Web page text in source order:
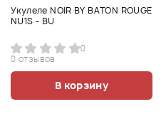
Укулеле NOIR BY BATON ROUGE
NU1S - BU
0
0 отзывов
В корзину